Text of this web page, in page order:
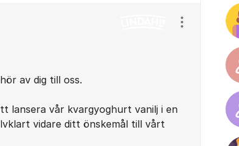
av dig till oss.
lansera vår kvargyoghurt vanilj i en
vidare ditt önskemål till vårt
Visa/dölj